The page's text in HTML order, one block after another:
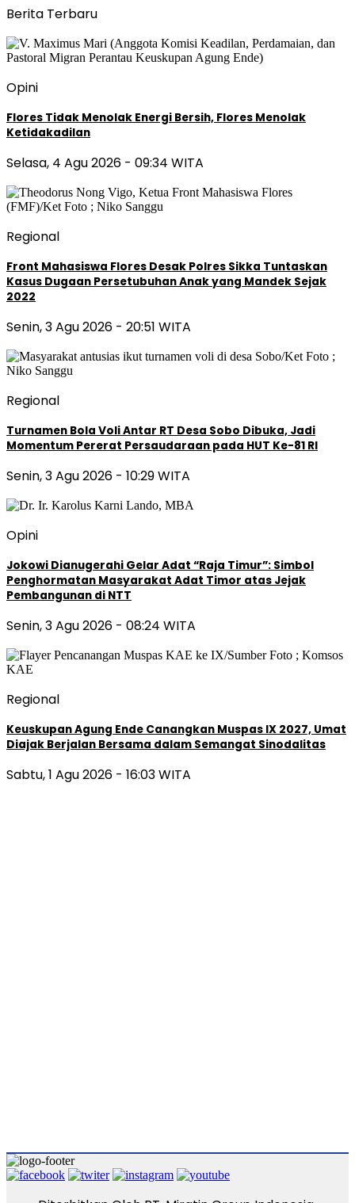
Berita Terbaru
Opini
Flores Tidak Menolak Energi Bersih, Flores Menolak
Ketidakadilan
Selasa, 4 Agu 2026 - 09:34 WITA
Regional
Front Mahasiswa Flores Desak Polres Sikka Tuntaskan
Kasus Dugaan Persetubuhan Anak yang Mandek Sejak
2022
Senin, 3 Agu 2026 - 20:51 WITA
Regional
Turnamen Bola Voli Antar RT Desa Sobo Dibuka, Jadi
Momentum Pererat Persaudaraan pada HUT Ke-81 RI
Senin, 3 Agu 2026 - 10:29 WITA
Opini
Jokowi Dianugerahi Gelar Adat “Raja Timur”: Simbol
Penghormatan Masyarakat Adat Timor atas Jejak
Pembangunan di NTT
Senin, 3 Agu 2026 - 08:24 WITA
Regional
Keuskupan Agung Ende Canangkan Muspas IX 2027, Umat
Diajak Berjalan Bersama dalam Semangat Sinodalitas
Sabtu, 1 Agu 2026 - 16:03 WITA